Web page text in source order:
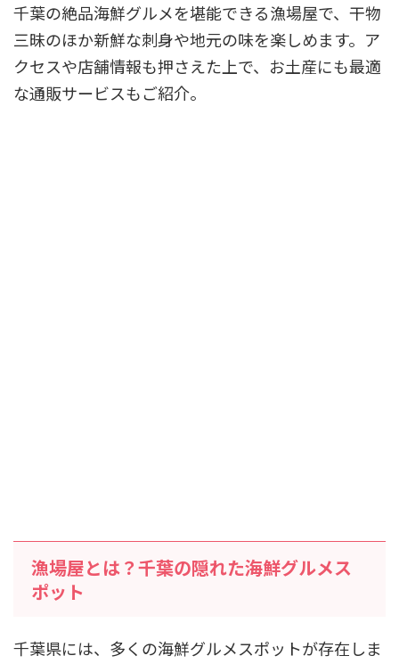
千葉の絶品海鮮グルメを堪能できる漁場屋で、干物
三昧のほか新鮮な刺身や地元の味を楽しめます。ア
クセスや店舗情報も押さえた上で、お土産にも最適
な通販サービスもご紹介。
漁場屋とは？千葉の隠れた海鮮グルメス
ポット
千葉県には、多くの海鮮グルメスポットが存在しま